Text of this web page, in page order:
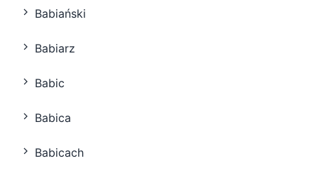
Babiański
Babiarz
Babic
Babica
Babicach